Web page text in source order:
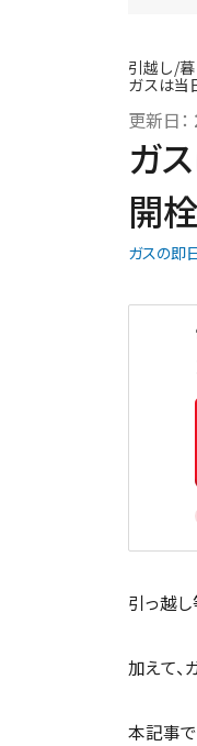
引越し/
ガスは当
更新日：
ガ
開
ガスの即
引っ越
加えて
本記事で